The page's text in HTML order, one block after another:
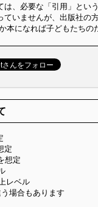
は、必要な「引用」とい
ていませんが、出版社の
本になれば子どもたちの
定
定
ベル
場合もあります